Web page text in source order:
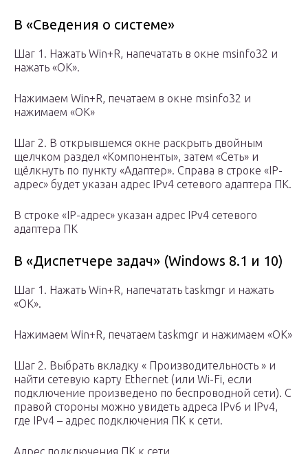
В «Сведения о системе»
Шаг 1. Нажать Win+R, напечатать в окне msinfo32 и
нажать «ОК».
Нажимаем Win+R, печатаем в окне msinfo32 и
нажимаем «ОК»
Шаг 2. В открывшемся окне раскрыть двойным
щелчком раздел «Компоненты», затем «Сеть» и
щёлкнуть по пункту «Адаптер». Справа в строке «IP-
адрес» будет указан адрес IPv4 сетевого адаптера ПК.
В строке «IP-адрес» указан адрес IPv4 сетевого
адаптера ПК
В «Диспетчере задач» (Windows 8.1 и 10)
Шаг 1. Нажать Win+R, напечатать taskmgr и нажать
«ОК».
Нажимаем Win+R, печатаем taskmgr и нажимаем «ОК»
Шаг 2. Выбрать вкладку « Производительность » и
найти сетевую карту Ethernet (или Wi-Fi, если
подключение произведено по беспроводной сети). С
правой стороны можно увидеть адреса IPv6 и IPv4,
где IPv4 – адрес подключения ПК к сети.
Адрес подключения ПК к сети